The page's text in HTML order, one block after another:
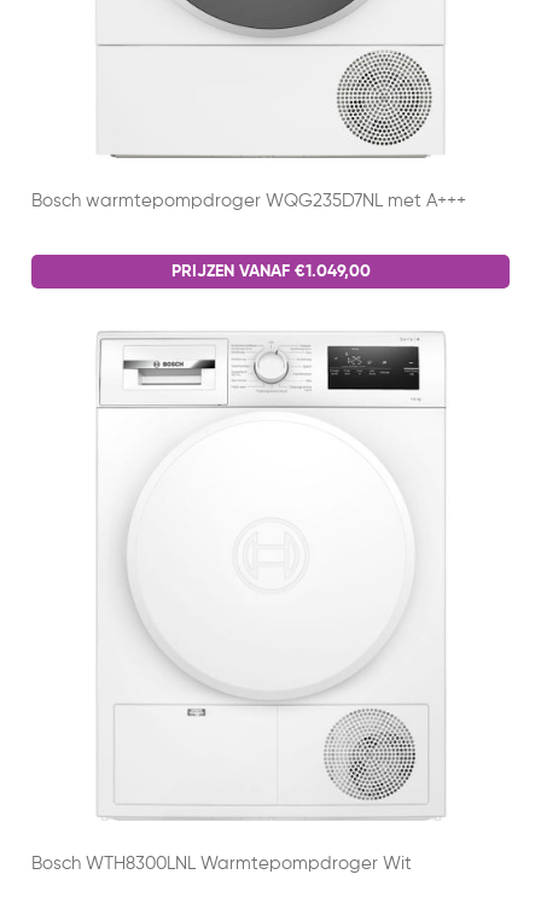
Bosch warmtepompdroger WQG235D7NL met A+++
PRIJZEN VANAF €1.049,00
Bosch WTH8300LNL Warmtepompdroger Wit